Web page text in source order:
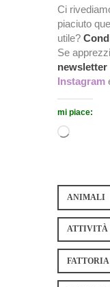
Ci
piaciuto
utile?
Se
newsletter
Instagram
mi piace:
ANIMALI
ATTIVITÀ